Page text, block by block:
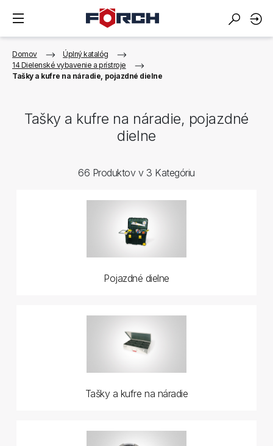
Domov
Úplný katalóg
14 Dielenské vybavenie a prístroje
Tašky a kufre na náradie, pojazdné dielne
Tašky a kufre na náradie, pojazdné
dielne
66 Produktov v 3 Kategóriu
Pojazdné dielne
Tašky a kufre na náradie